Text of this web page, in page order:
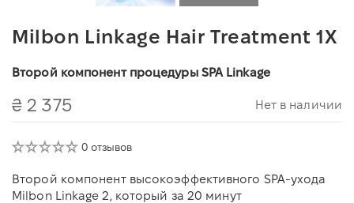
Milbon Linkage Hair Treatment 1X
Второй компонент процедуры SPA Linkage
₴ 2 375 Нет в наличии
0 отзывов
Второй компонент высокоэффективного SPA-ухода
Milbon Linkage 2, который за 20 минут